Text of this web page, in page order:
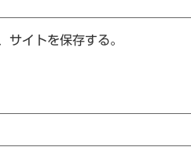
イトを保存する。